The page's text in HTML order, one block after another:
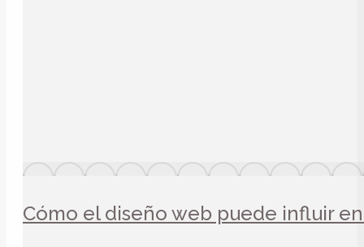
Cómo el diseño web puede influir